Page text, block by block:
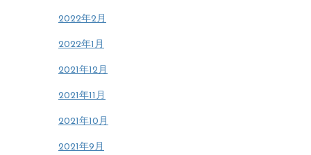
2022年2月
2022年1月
2021年12月
2021年11月
2021年10月
2021年9月